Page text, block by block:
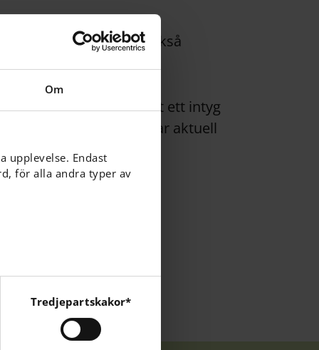
Om
upplevelse. Endast
för alla andra typer av
Instagram och
Tredjepartskakor*
alternativ. Vi kan också
en dietlista samt ett intyg
att skolan alltid har aktuell